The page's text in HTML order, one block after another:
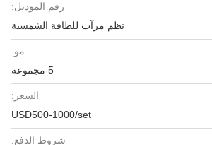
رقم الموديل:
نظم مرآب للطاقة الشمسية
مو:
5 مجموعة
السعر:
USD500-1000/set
شروط الدفع: